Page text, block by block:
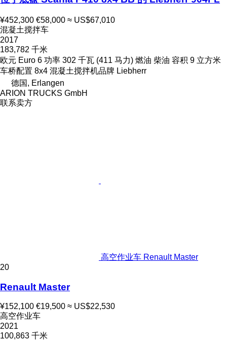
¥452,300 €58,000 ≈ US$67,010
混凝土搅拌车
2017
183,782 千米
欧元 Euro 6 功率 302 千瓦 (411 马力) 燃油 柴油 容积 9 立方米
车桥配置 8x4 混凝土搅拌机品牌 Liebherr
德国, Erlangen
ARION TRUCKS GmbH
联系卖方
高空作业车 Renault Master
20
Renault Master
¥152,100 €19,500 ≈ US$22,530
高空作业车
2021
100,863 千米